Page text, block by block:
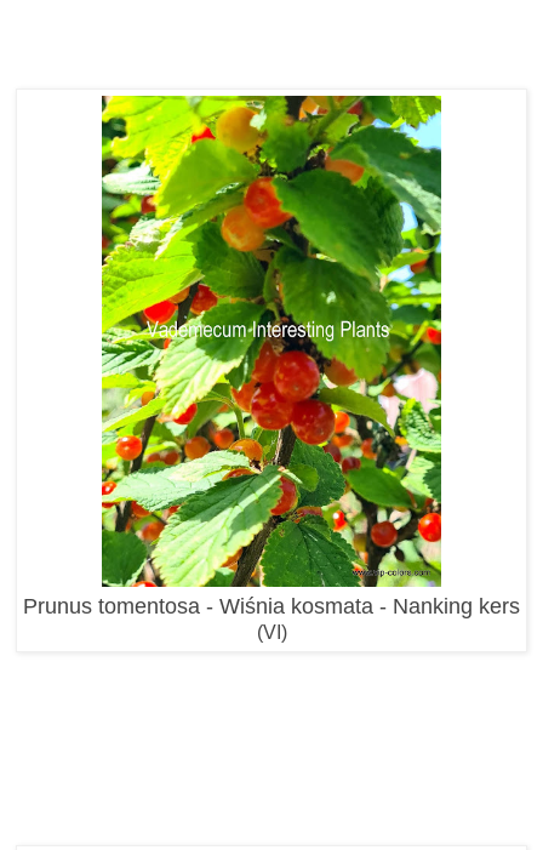
Prunus tomentosa - Wiśnia kosmata - Nanking kers
(VI)